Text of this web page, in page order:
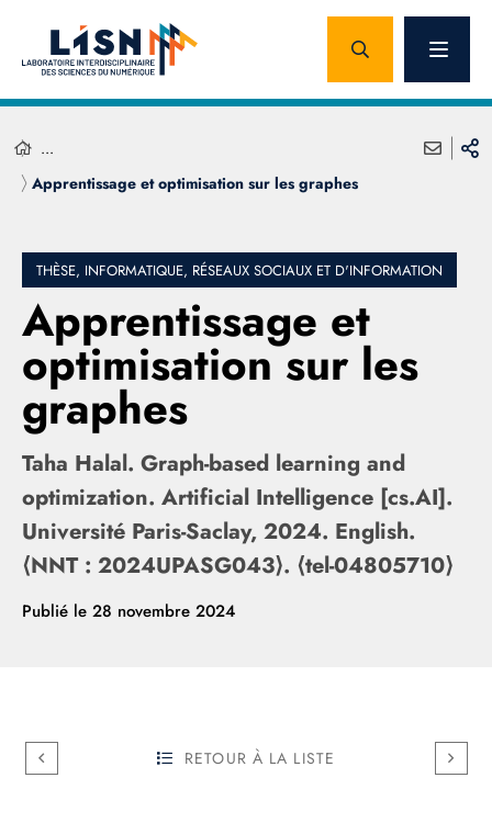
...
Apprentissage et optimisation sur les graphes
THÈSE, INFORMATIQUE, RÉSEAUX SOCIAUX ET D'INFORMATION
Apprentissage et
optimisation sur les
graphes
Taha Halal. Graph-based learning and
optimization. Artificial Intelligence [cs.AI].
Université Paris-Saclay, 2024. English.
⟨NNT : 2024UPASG043⟩. ⟨tel-04805710⟩
Publié le 28 novembre 2024
RETOUR À LA LISTE